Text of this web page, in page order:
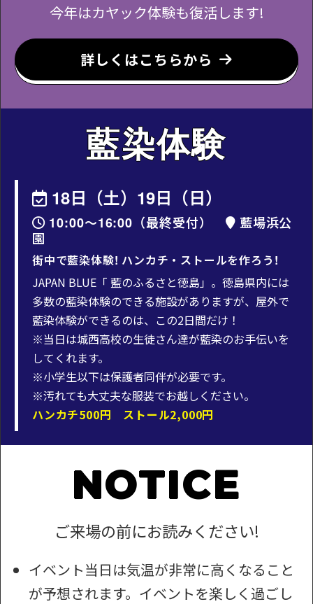
今年はカヤック体験も復活します!
詳しくはこちらから
藍染体験
18日（土）19日（日）
10:00～16:00（最終受付）
藍場浜公
園
街中で藍染体験! ハンカチ・ストールを作ろう!
JAPAN BLUE「 藍のふるさと徳島」。徳島県内には
多数の藍染体験のできる施設がありますが、屋外で
藍染体験ができるのは、この2日間だけ！
※当日は城西高校の生徒さん達が藍染のお手伝いを
してくれます。
※小学生以下は保護者同伴が必要です。
※汚れても大丈夫な服装でお越しください。
ハンカチ500円 ストール2,000円
NOTICE
ご来場の前にお読みください!
イベント当日は気温が非常に高くなること
が予想されます。イベントを楽しく過ごし